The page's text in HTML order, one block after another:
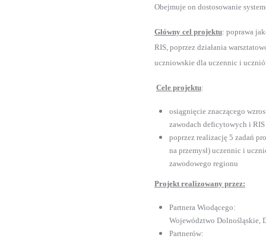
Obejmuje on dostosowanie
Główny cel projektu: poprawa
RIS, poprzez działania
uczniowskie dla uczennic i
Cele projektu:
osiągnięcie znaczącego
zawodach deficytowych i
poprzez realizację 5 zadań
na przemysł) uczennic i
zawodowego regionu
Projekt realizowany przez:
Partnera Wiodącego:
Województwo Dolnośląskie,
Partnerów: